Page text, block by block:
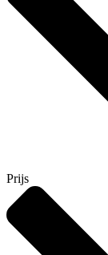
Prijs